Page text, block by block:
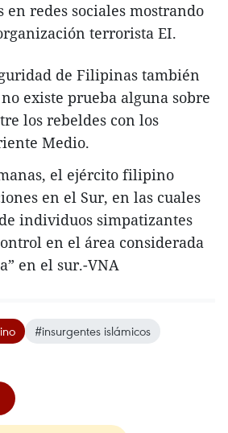
redes sociales mostrando
terrorista EI.
de Filipinas también
existe prueba alguna sobre
los rebeldes con los
Medio.
el ejército filipino
en el Sur, en las cuales
individuos simpatizantes
en el área considerada
en el sur.-VNA
#insurgentes islámicos